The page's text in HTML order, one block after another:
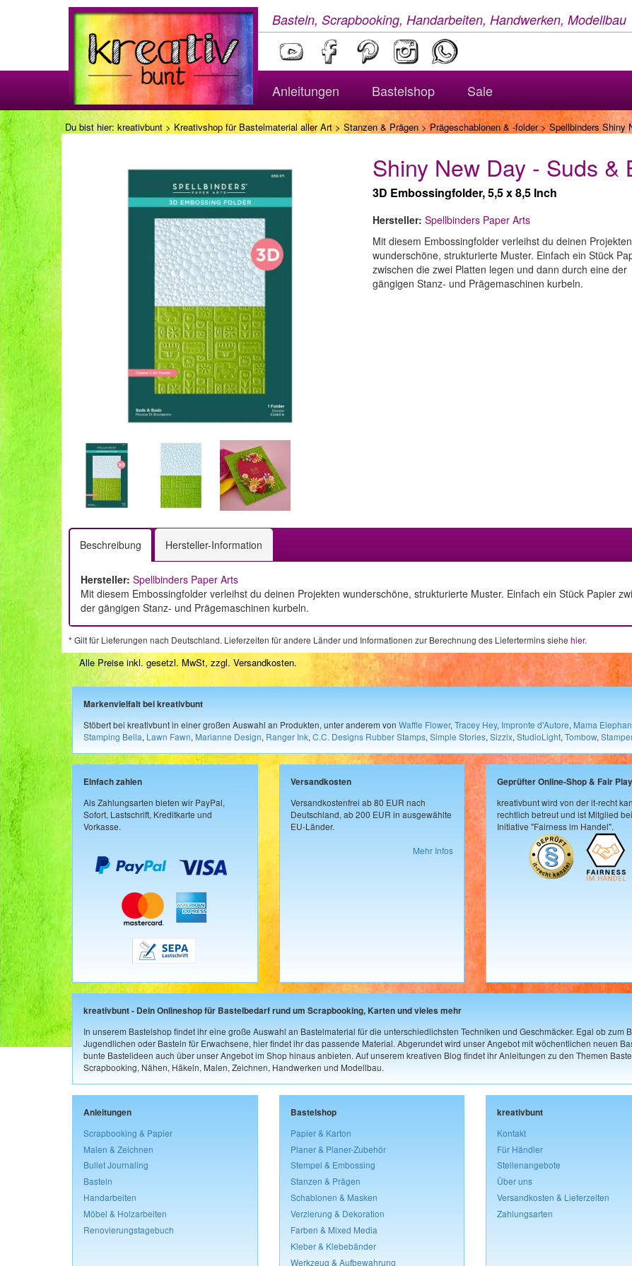
Basteln, Scrapbooking, Handarbeiten, Handwerken, Modellbau
Anleitungen Bastelshop Sale
Du bist hier: kreativbunt > Kreativshop für Bastelmaterial aller Art> Stanzen & Prägen >Prägeschablonen & -folder> Spellbinders Shiny
Shiny New Day - Suds &
3D Embossingfolder, 5,5 x 8,5 Inch
Hersteller: Spellbinders Paper Arts
Mit diesem Embossingfolder verleihst du deinen Projekten
wunderschöne, strukturierte Muster. Einfach ein Stück
zwischen die zwei Platten legen und dann durch eine der
gängigen Stanz- und Prägemaschinen kurbeln.
Beschreibung Hersteller-Information
Hersteller: Spellbinders Paper Arts
Mit diesem Embossingfolder verleihst du deinen Projekten wunderschöne, strukturierte Muster. Einfach ein Stück Papier
der gängigen Stanz- und Prägemaschinen kurbeln.
* Gilt für Lieferungen nach Deutschland. Lieferzeiten für andere Länder und Informationen zur Berechnung des Liefertermins siehe hier.
Alle Preise inkl. gesetzl. MwSt, zzgl. Versandkosten.
Markenvielfalt bei kreativbunt
Stöbert bei kreativbunt in einer großen Auswahl an Produkten, unter anderem von Waffle Flower, Tracey Hey, Impronte d'Autore, Mama
Stamping Bella, Lawn Fawn, Marianne Design, Ranger Ink, C.C. Designs Rubber Stamps, Simple Stories, Sizzix, StudioLight, Tombow,
Einfach zahlen
Als Zahlungsarten bieten wir PayPal,
Sofort, Lastschrift, Kreditkarte und
Vorkasse.
Versandkosten
Versandkostenfrei ab 80 EUR nach
Deutschland, ab 200 EUR in ausgewählte
EU-Länder.
Mehr Infos
Geprüfter Online-Shop & Fair Play
kreativbunt wird von der it-recht
rechtlich betreut und ist Mitglied
Initiative "Fairness im Handel".
kreativbunt - Dein Onlineshop für Bastelbedarf rund um Scrapbooking, Karten und vieles mehr
In unserem Bastelshop findet ihr eine große Auswahl an Bastelmaterial für die unterschiedlichsten Techniken und Geschmäcker. Egal ob zum
Jugendlichen oder Basteln für Erwachsene, hier findet ihr das passende Material. Abgerundet wird unser Angebot mit wöchentlichen neuen
bunte Bastelideen auch über unser Angebot im Shop hinaus anbieten. Auf unserem kreativen Blog findet ihr Anleitungen zu den Themen
Scrapbooking, Nähen, Häkeln, Malen, Zeichnen, Handwerken und Modellbau.
Anleitungen
Scrapbooking & Papier
Malen & Zeichnen
Bullet Journaling
Basteln
Handarbeiten
Möbel & Holzarbeiten
Renovierungstagebuch
Bastelshop
Papier & Karton
Planer & Planer-Zubehör
Stempel & Embossing
Stanzen & Prägen
Schablonen & Masken
Verzierung & Dekoration
Farben & Mixed Media
Kleber & Klebebänder
Werkzeug & Aufbewahrung
kreativbunt
Kontakt
Für Händler
Stellenangebote
Über uns
Versandkosten & Lieferzeiten
Zahlungsarten